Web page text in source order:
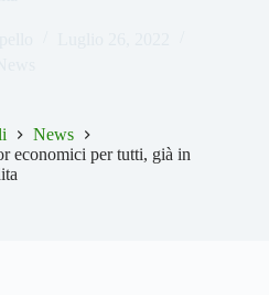
News
economici per tutti, già in